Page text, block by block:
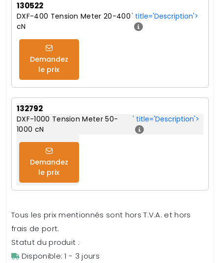
130522
DXF-400 Tension Meter 20-400
cN
' title='Description'>
Demandez
le prix
132792
DXF-1000 Tension Meter 50-
1000 cN
' title='Description'>
Demandez
le prix
Tous les prix mentionnés sont hors T.V.A. et hors
frais de port.
Statut du produit :
Disponible: 1 - 3 jours